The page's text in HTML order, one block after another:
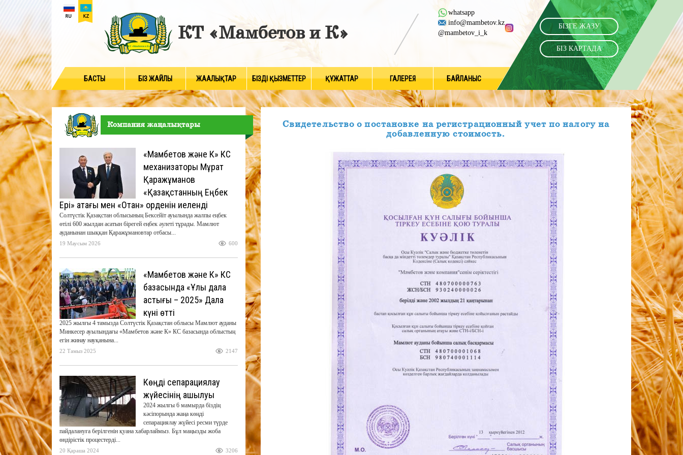
КТ «Мамбетов и К»
whatsapp
info@mambetov.kz
@mambetov_i_k
БIЗГЕ ЖАЗУ
БIЗ КАРТАДА
БАСТЫ БIЗ ЖАЙЛЫ ЖАҢАЛЫҚТАР БІЗДІҢ ҚЫЗМЕТТЕР ҚҰЖАТТАР ГАЛЕРЕЯ БАЙЛАНЫС
Свидетельство о постановке на регистрационный учет по налогу на
добавленную стоимость.
Компания жаңалықтары
«Мамбетов және К» КС
механизаторы Мұрат
Қаражұманов
«Қазақстанның Еңбек
Ері» атағы мен «Отан» орденін иеленді
​Солтүстік Қазақстан облысының Бексейіт ауылында жалпы еңбек
өтілі 600 жылдан асатын бірегей еңбек әулеті тұрады. Мамлют
ауданынан шыққан Қаражұмановтар отбасы...
19 Маусым 2026 600
«Мамбетов және К» КС
базасында «Ұлы дала
астығы – 2025» Дала
күні өтті
2025 жылғы 4 тамызда Солтүстік Қазақстан облысы Мамлют ауданы
Минкесер ауылындағы «Мамбетов және К» КС базасында облыстың
егін жинау науқанына...
22 Тамыз 2025 2147
Көңді сепарациялау
жүйесінің ашылуы
2024 жылғы 6 мамырда біздің
кәсіпорында жаңа көңді
сепарациялау жүйесі ресми түрде
пайдалануға берілгенін қуана хабарлаймыз. Бұл маңызды жоба
өндірістік процестерді...
20 Қараша 2024 3206